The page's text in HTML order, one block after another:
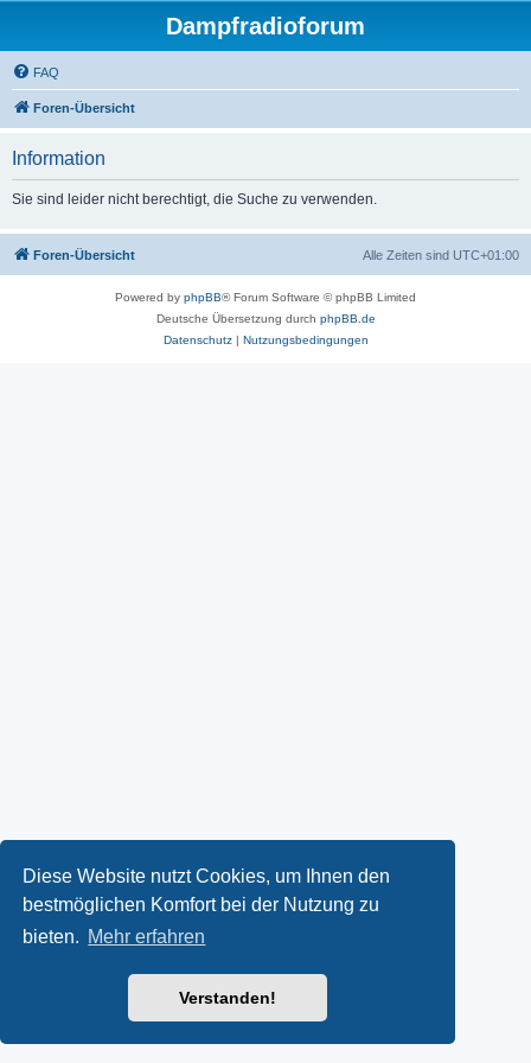
Diese Website nutzt Cookies, um Ihnen den
bestmöglichen Komfort bei der Nutzung zu
bieten. Mehr erfahren
Verstanden!
Dampfradioforum
FAQ
Foren-Übersicht
Information
Sie sind leider nicht berechtigt, die Suche zu verwenden.
Foren-Übersicht Alle Zeiten sind UTC+01:00
Powered by phpBB® Forum Software © phpBB Limited
Deutsche Übersetzung durch phpBB.de
Datenschutz| Nutzungsbedingungen